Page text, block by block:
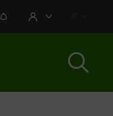
NOTIFICHEAREA UTENTE